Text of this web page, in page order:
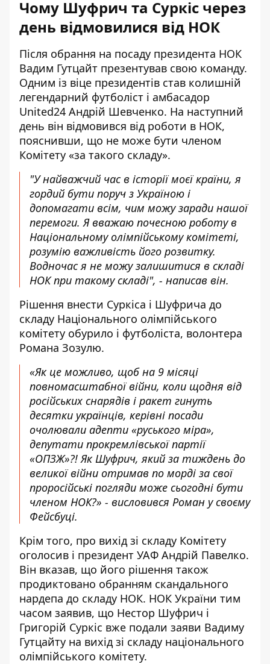
Чому Шуфрич та Суркіс через
день відмовилися від НОК
Після обрання на посаду президента НОК
Вадим Гутцайт презентував свою команду.
Одним із віце президентів став колишній
легендарний футболіст і амбасадор
United24 Андрій Шевченко. На наступний
день він відмовився від роботи в НОК,
пояснивши, що не може бути членом
Комітету «за такого складу».
"У найважчий час в історії моєї країни, я
гордий бути поруч з Україною і
допомагати всім, чим можу заради нашої
перемоги. Я вважаю почесною роботу в
Національному олімпійському комітеті,
розумію важливість його розвитку.
Водночас я не можу залишитися в складі
НОК при такому складі", - написав він.
Рішення внести Суркіса і Шуфрича до
складу Національного олімпійського
комітету обурило і футболіста, волонтера
Романа Зозулю.
«Як це можливо, щоб на 9 місяці
повномасштабної війни, коли щодня від
російських снарядів і ракет гинуть
десятки українців, керівні посади
очолювали адепти «руського міра»,
депутати прокремлівської партії
«ОПЗЖ»?! Як Шуфрич, який за тиждень до
великої війни отримав по морді за свої
проросійські погляди може сьогодні бути
членом НОК?» - висловився Роман у своєму
Фейсбуці.
Крім того, про вихід зі складу Комітету
оголосив і президент УАФ Андрій Павелко.
Він вказав, що його рішення також
продиктовано обранням скандального
нардепа до складу НОК. НОК України тим
часом заявив, що Нестор Шуфрич і
Григорій Суркіс вже подали заяви Вадиму
Гутцайту на вихід зі складу національного
олімпійського комітету.